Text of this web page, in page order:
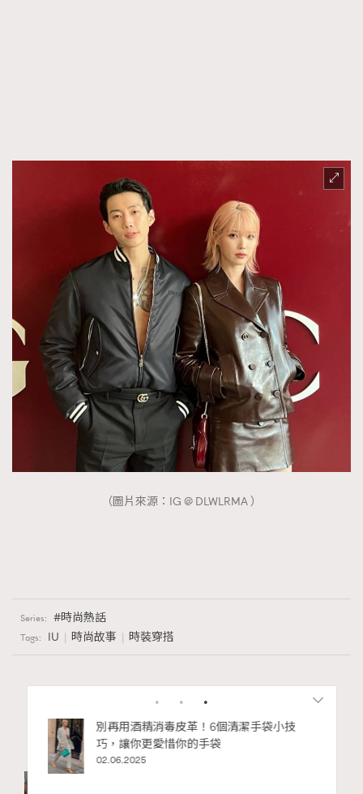
（圖片來源：IG @ DLWLRMA ）
Series: 時尚熱話
Tags: IU 時尚故事 時裝穿搭
RELATED